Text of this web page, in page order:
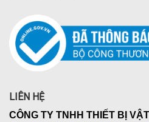
LIÊN HỆ
CÔNG TY TNHH THIẾT BỊ